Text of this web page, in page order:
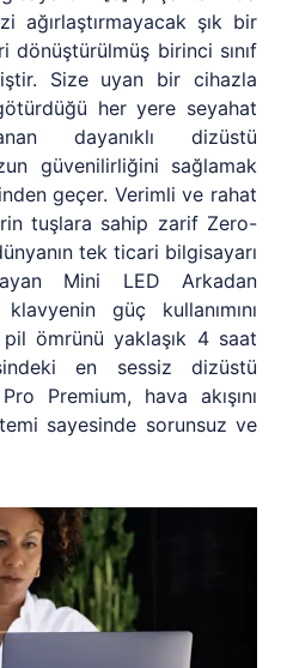
ağırlaştırmayacak şık bir
dönüştürülmüş birinci sınıf
Size uyan bir cihazla
her yere seyahat
dayanıklı dizüstü
güvenilirliğini sağlamak
geçer. Verimli ve rahat
tuşlara sahip zarif Zero-
tek ticari bilgisayarı
Mini LED Arkadan
güç kullanımını
ömrünü yaklaşık 4 saat
en sessiz dizüstü
Premium, hava akışını
sayesinde sorunsuz ve